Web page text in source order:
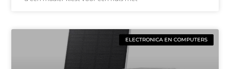
ELECTRONICA EN COMPUTERS